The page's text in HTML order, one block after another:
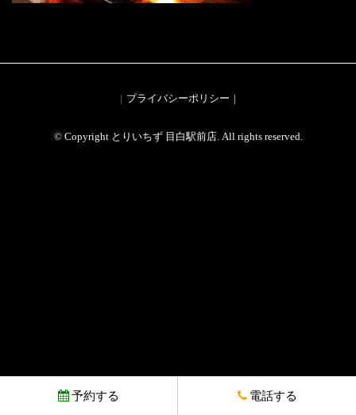
プライバシーポリシー
© Copyright とりいちず 目白駅前店. All rights reserved.
予約する 電話する